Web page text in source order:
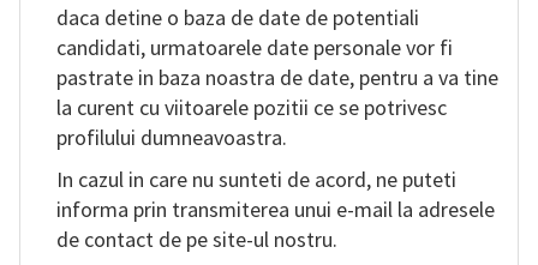
daca detine o baza de date de potentiali
candidati, urmatoarele date personale vor fi
pastrate in baza noastra de date, pentru a va tine
la curent cu viitoarele pozitii ce se potrivesc
profilului dumneavoastra.
In cazul in care nu sunteti de acord, ne puteti
informa prin transmiterea unui e-mail la adresele
de contact de pe site-ul nostru.